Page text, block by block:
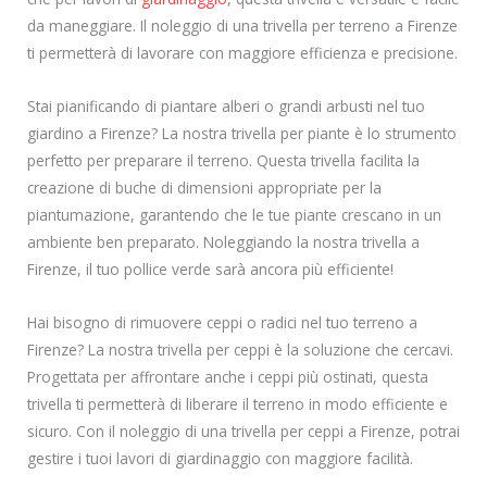
da maneggiare. Il noleggio di una trivella per terreno a Firenze
ti permetterà di lavorare con maggiore efficienza e precisione.
Stai pianificando di piantare alberi o grandi arbusti nel tuo
giardino a Firenze? La nostra trivella per piante è lo strumento
perfetto per preparare il terreno. Questa trivella facilita la
creazione di buche di dimensioni appropriate per la
piantumazione, garantendo che le tue piante crescano in un
ambiente ben preparato. Noleggiando la nostra trivella a
Firenze, il tuo pollice verde sarà ancora più efficiente!
Hai bisogno di rimuovere ceppi o radici nel tuo terreno a
Firenze? La nostra trivella per ceppi è la soluzione che cercavi.
Progettata per affrontare anche i ceppi più ostinati, questa
trivella ti permetterà di liberare il terreno in modo efficiente e
sicuro. Con il noleggio di una trivella per ceppi a Firenze, potrai
gestire i tuoi lavori di giardinaggio con maggiore facilità.